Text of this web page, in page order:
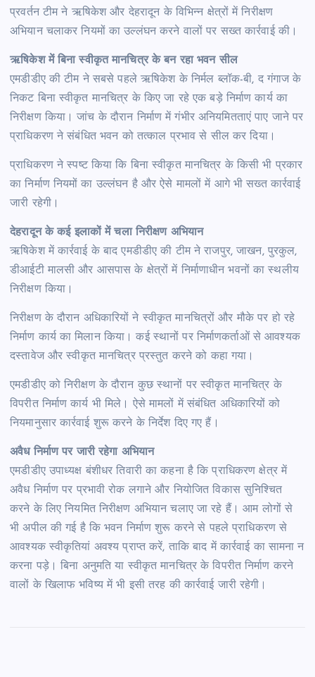
प्रवर्तन टीम ने ऋषिकेश और देहरादून के विभिन्न क्षेत्रों में निरीक्षण
अभियान चलाकर नियमों का उल्लंघन करने वालों पर सख्त कार्रवाई की।
ऋषिकेश में बिना स्वीकृत मानचित्र के बन रहा भवन सील
एमडीडीए की टीम ने सबसे पहले ऋषिकेश के निर्मल ब्लॉक-बी, द गंगाज के
निकट बिना स्वीकृत मानचित्र के किए जा रहे एक बड़े निर्माण कार्य का
निरीक्षण किया। जांच के दौरान निर्माण में गंभीर अनियमितताएं पाए जाने पर
प्राधिकरण ने संबंधित भवन को तत्काल प्रभाव से सील कर दिया।
प्राधिकरण ने स्पष्ट किया कि बिना स्वीकृत मानचित्र के किसी भी प्रकार
का निर्माण नियमों का उल्लंघन है और ऐसे मामलों में आगे भी सख्त कार्रवाई
जारी रहेगी।
देहरादून के कई इलाकों में चला निरीक्षण अभियान
ऋषिकेश में कार्रवाई के बाद एमडीडीए की टीम ने राजपुर, जाखन, पुरकुल,
डीआईटी मालसी और आसपास के क्षेत्रों में निर्माणाधीन भवनों का स्थलीय
निरीक्षण किया।
निरीक्षण के दौरान अधिकारियों ने स्वीकृत मानचित्रों और मौके पर हो रहे
निर्माण कार्य का मिलान किया। कई स्थानों पर निर्माणकर्ताओं से आवश्यक
दस्तावेज और स्वीकृत मानचित्र प्रस्तुत करने को कहा गया।
एमडीडीए को निरीक्षण के दौरान कुछ स्थानों पर स्वीकृत मानचित्र के
विपरीत निर्माण कार्य भी मिले। ऐसे मामलों में संबंधित अधिकारियों को
नियमानुसार कार्रवाई शुरू करने के निर्देश दिए गए हैं।
अवैध निर्माण पर जारी रहेगा अभियान
एमडीडीए उपाध्यक्ष बंशीधर तिवारी का कहना है कि प्राधिकरण क्षेत्र में
अवैध निर्माण पर प्रभावी रोक लगाने और नियोजित विकास सुनिश्चित
करने के लिए नियमित निरीक्षण अभियान चलाए जा रहे हैं। आम लोगों से
भी अपील की गई है कि भवन निर्माण शुरू करने से पहले प्राधिकरण से
आवश्यक स्वीकृतियां अवश्य प्राप्त करें, ताकि बाद में कार्रवाई का सामना न
करना पड़े। बिना अनुमति या स्वीकृत मानचित्र के विपरीत निर्माण करने
वालों के खिलाफ भविष्य में भी इसी तरह की कार्रवाई जारी रहेगी।